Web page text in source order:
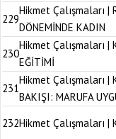
229
Hikmet Çalışmaları |
DÖNEMİNDE KADIN
230
Hikmet Çalışmaları |
EĞİTİMİ
231
Hikmet Çalışmaları |
BAKIŞI: MARUFA
232Hikmet Çalışmaları |